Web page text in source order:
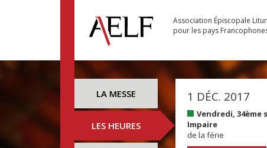
Association Épiscopale
pour les pays
LA MESSE
LES HEURES
1 DÉC. 2017
Vendredi, 34ème
Impaire
de la férie